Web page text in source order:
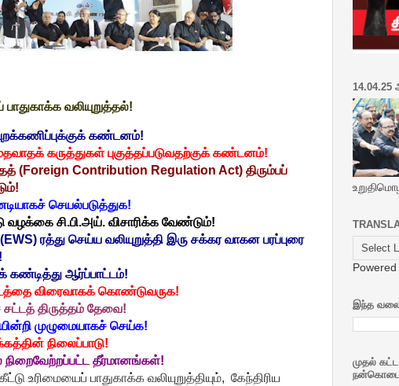
வலியுறுத்தல்!
கண்டனம்!
கருத்துகள் புகுத்தப்படுவதற்குக் கண்டனம்!
(Foreign Contribution Regulation Act) திரும்பப்
செயல்படுத்துக!
சி.பி.அய். விசாரிக்க வேண்டும்!
ரத்து செய்ய வலியுறுத்தி இரு சக்கர வாகன பரப்புரை
கண்டித்து ஆர்ப்பாட்டம்!
விரைவாகக் கொண்டுவருக!
சட்டத் திருத்தம் தேவை!
முழுமையாகச் செய்க!
நிலைப்பாடு!
நிறைவேற்றப்பட்ட தீர்மானங்கள்!
உரிமையைப் பாதுகாக்க வலியுறுத்தியும், கேந்திரிய
14.04.25
இந்த
முதல்